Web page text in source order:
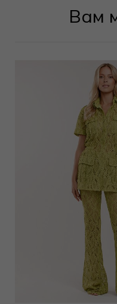
14 850
Вам